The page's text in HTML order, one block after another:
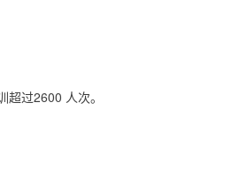
超过2600 人次。